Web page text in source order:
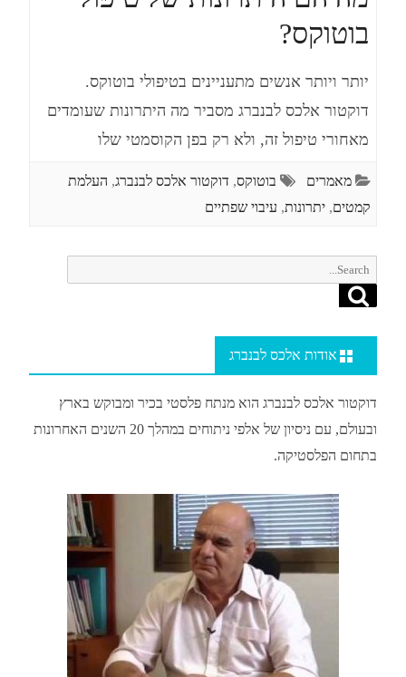
בוטוקס?
יותר ויותר אנשים מתעניינים בטיפולי בוטוקס.
דוקטור אלכס לבנברג מסביר מה היתרונות שעומדים
מאחורי טיפול זה, ולא רק בפן הקוסמטי שלו
מאמרים בוטוקס, דוקטור אלכס לבנברג, העלמת
קמטים, יתרונות, עיבוי שפתיים
Search
for:
Search
אודות אלכס לבנברג
דוקטור אלכס לבנברג הוא מנתח פלסטי בכיר ומבוקש בארץ
ובעולם, עם ניסיון של אלפי ניתוחים במהלך 20 השנים האחרונות
בתחום הפלסטיקה.